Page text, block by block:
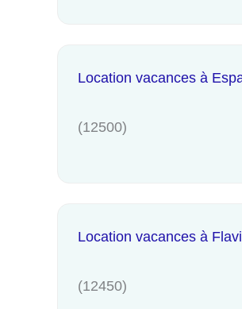
Location vacances à
(12500)
Location vacances à
(12450)